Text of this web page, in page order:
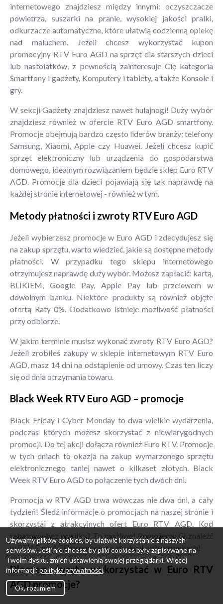
internetowego znajdziesz między innymi: oczyszczacze
powietrza, suszarki na pranie, wysokiej jakości pralki,
odkurzacze automatyczne, które ułatwią codzienną opiekę
nad maluchem. Jeżeli chcesz wykorzystać kupon
promocyjny RTV Euro AGD na sprzęt dla starszych dzieci
lub nastolatków, z pewnością zainteresuje Cię kategoria
Smartfony i gadżety, Komputery i tablety, a także Konsole i
gry.
W sekcji Gadżety znajdziesz nawet hulajnogi! Duży wybór
znajdziesz również w ofercie RTV Euro AGD smartfony.
Promocje obejmują bardzo często liderów branży: telefony
Samsung, Xiaomi, Apple czy Huawei. Jeżeli chcesz kupić
sprzęt elektroniczny lub urządzenia do gospodarstwa
domowego, idealnym rozwiązaniem będzie sklep Euro RTV
AGD. Promocje dla dzieci pojawiają się tak naprawdę na
każdej stronie internetowej - również w tym.
Metody płatności i zwroty RTV Euro AGD
Jeżeli wybierzesz promocje w Euro AGD i zdecydujesz się
na zakup sprzętu, warto wiedzieć, jakie są dostępne metody
płatności. W przypadku tego sklepu internetowego
otrzymujesz naprawdę duży wybór. Możesz zapłacić: kartą,
BLIKIEM, Google Pay, Apple Pay lub przelewem w
dowolnym banku. Niektóre produkty są również objęte
ofertą Raty 0%. Dodatkowo istnieje możliwość płatności
przy odbiorze.
W jakim terminie musisz wykonać zwroty RTV Euro AGD?
Jeżeli zrobiłeś zakupy w sklepie internetowym RTV Euro
AGD, masz 14 dni na odstąpienie od umowy. Czas ten liczy
się od dnia otrzymania towaru.
Black Week RTV Euro AGD – promocje
Black Friday i Cyber Monday to dwa wielkie wydarzenia,
podczas których możesz skorzystać z niewiarygodnych
promocji. Do tej akcji dołącza również Euro RTV. Promocje
w tych dniach to okazja na zakup wymarzonego sprzętu
elektronicznego taniej nawet o kilkaset złotych. Black
Week RTV Euro AGD to połączenie tych dwóch dni.
Promocja w RTV AGD trwa wówczas nie dwa dni, a cały
tydzień! Śledź informacje o promocjach na naszej stronie i
skorzystaj z atrakcyjnych ofert Euro RTV AGD. Kod
rabatowy bez wysiłku? To możliwe! Pomożemy Ci znaleźć
w RTV Euro AGD promocje na atrakcyjnych warunkach!
Dlaczego warto wykorzystać w Euro RTV
AGD promocje?
Używamy plików cookies, by ułatwić korzystanie z naszych
serwisów. Jeśli nie chcesz, by pliki cookies były zapisywane na
Twoim dysku, zmień ustawienia swojej przeglądarki. Więcej
informacji:polityka prywatności.
Ok, rozumiem